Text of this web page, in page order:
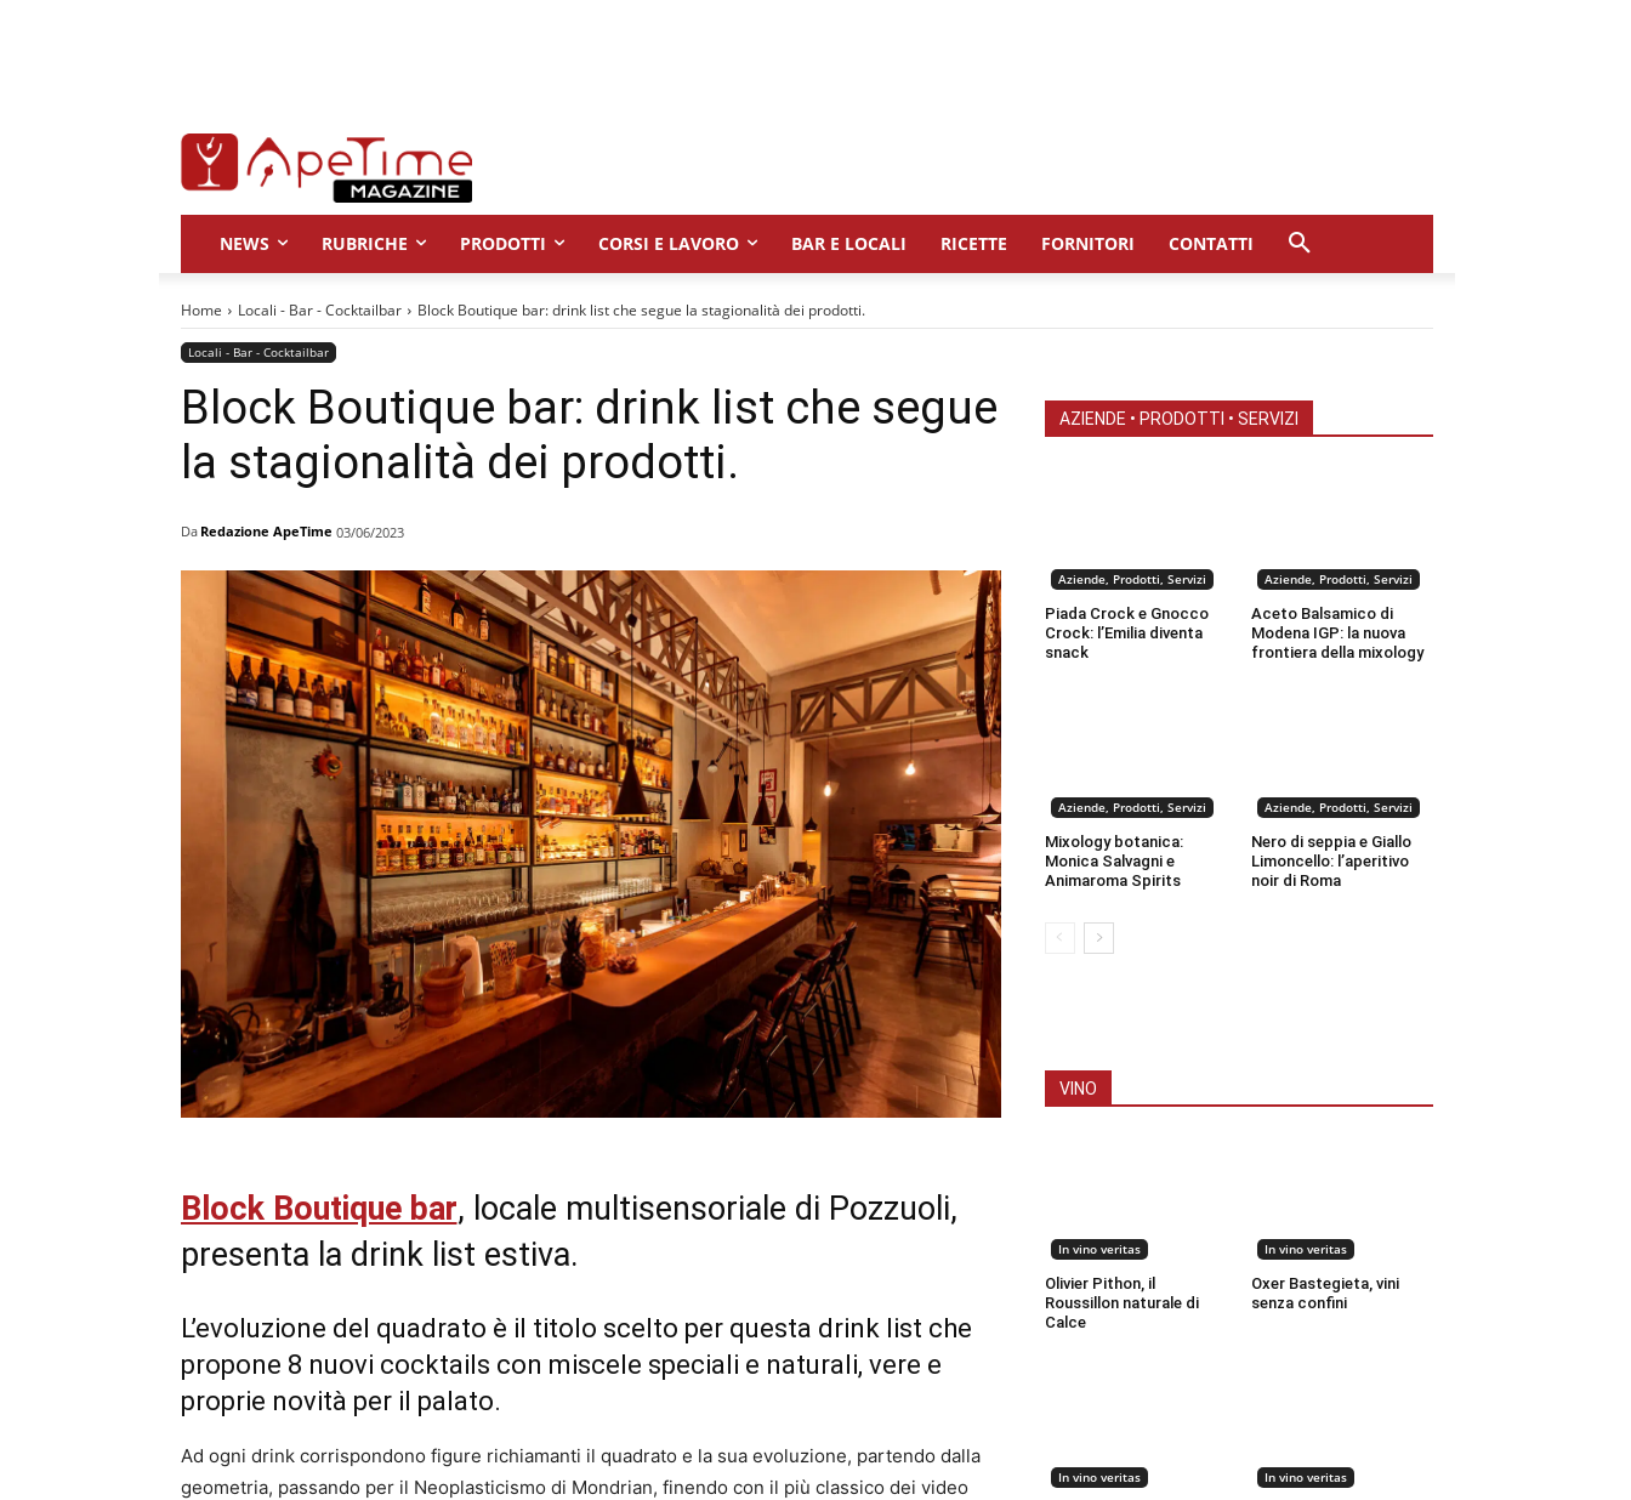
NEWS RUBRICHE PRODOTTI CORSI E LAVORO BAR E LOCALI RICETTE FORNITORI CONTATTI
Home Locali - Bar - Cocktailbar Block Boutique bar: drink list che segue la stagionalità dei prodotti.
Locali - Bar - Cocktailbar
Block Boutique bar: drink list che segue
la stagionalità dei prodotti.
Da Redazione ApeTime 03/06/2023
Block Boutique bar, locale multisensoriale di Pozzuoli,
presenta la drink list estiva.
L’evoluzione del quadrato è il titolo scelto per questa drink list che
propone 8 nuovi cocktails con miscele speciali e naturali, vere e
proprie novità per il palato.
Ad ogni drink corrispondono figure richiamanti il quadrato e la sua evoluzione, partendo dalla
geometria, passando per il Neoplasticismo di Mondrian, finendo con il più classico dei video
AZIENDE • PRODOTTI • SERVIZI
Aziende, Prodotti, Servizi
Piada Crock e Gnocco
Crock: l’Emilia diventa
snack
Aziende, Prodotti, Servizi
Aceto Balsamico di
Modena IGP: la nuova
frontiera della mixology
Aziende, Prodotti, Servizi
Mixology botanica:
Monica Salvagni e
Animaroma Spirits
Aziende, Prodotti, Servizi
Nero di seppia e Giallo
Limoncello: l’aperitivo
noir di Roma
VINO
In vino veritas
Olivier Pithon, il
Roussillon naturale di
Calce
In vino veritas
Oxer Bastegieta, vini
senza confini
In vino veritas In vino veritas